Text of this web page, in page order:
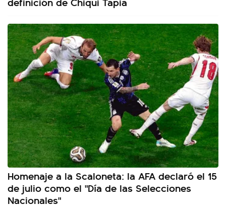
Homenaje a la Scaloneta: la AFA declaró el 15
de julio como el "Día de las Selecciones
Nacionales"